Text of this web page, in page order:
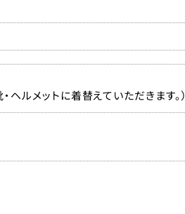
ルメットに着替えていただきます。）